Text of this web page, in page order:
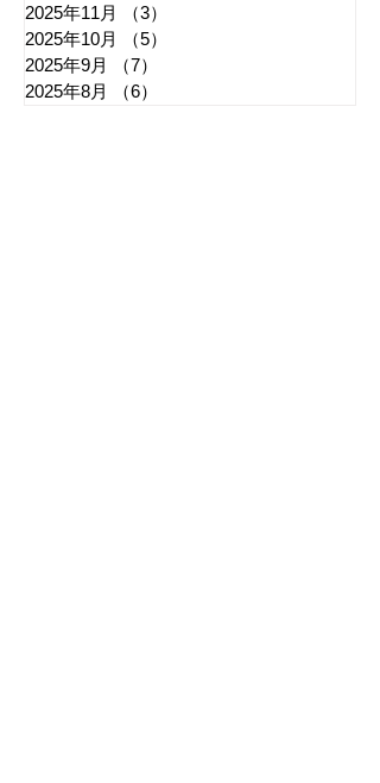
2025年11月
（3）
2025年10月
（5）
2025年9月
（7）
2025年8月
（6）